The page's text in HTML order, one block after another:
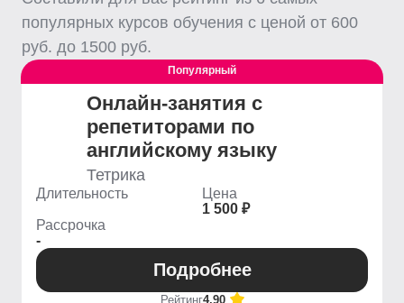
популярных курсов обучения с ценой от 600
руб. до 1500 руб.
Популярный
Онлайн-занятия с
репетиторами по
английскому языку
Тетрика
Длительность
Цена
1 500 ₽
Рассрочка
-
Подробнее
Рейтинг4.90